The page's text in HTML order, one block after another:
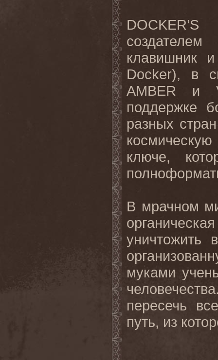
DOCKER’S
клавишник
Docker), в
AMBER
и
поддержке
разных
ключе,
В мрачном
уничтожить
муками
пересечь
путь, из